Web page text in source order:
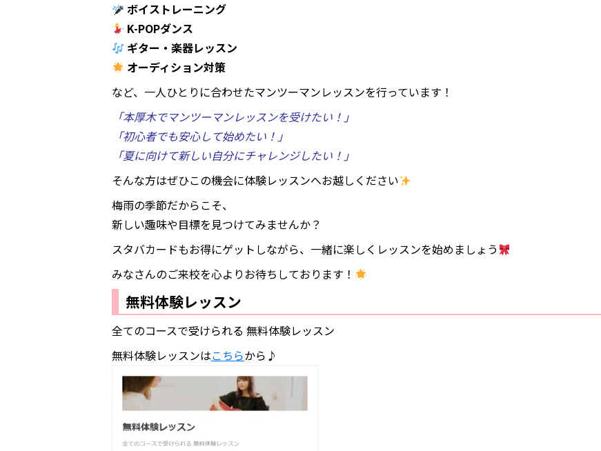
ボイストレーニング
K-POPダンス
ギター・楽器レッスン
オーディション対策
など、一人ひとりに合わせたマンツーマンレッスンを行っています！
「本厚木でマンツーマンレッスンを受けたい！」
「初心者でも安心して始めたい！」
「夏に向けて新しい自分にチャレンジしたい！」
そんな方はぜひこの機会に体験レッスンへお越しください
梅雨の季節だからこそ、
新しい趣味や目標を見つけてみませんか？
スタバカードもお得にゲットしながら、一緒に楽しくレッスンを始めましょう
みなさんのご来校を心よりお待ちしております！
無料体験レッスン
全てのコースで受けられる 無料体験レッスン
無料体験レッスンはこちらから♪